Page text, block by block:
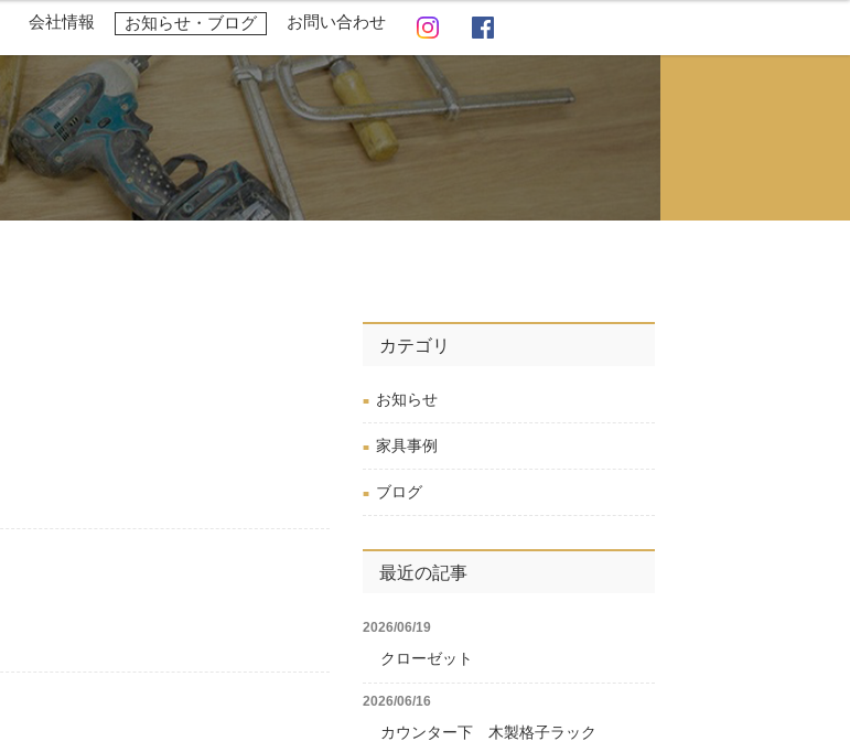
会社情報 お知らせ・ブログ お問い合わせ
カテゴリ
お知らせ
家具事例
ブログ
最近の記事
2026/06/19
クローゼット
2026/06/16
カウンター下 木製格子ラック